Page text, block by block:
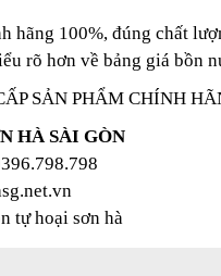
hãng 100%, đúng chất
rõ hơn về bảng giá bồn
SẢN PHẨM CHÍNH
HÀ SÀI GÒN
tự hoại sơn hà